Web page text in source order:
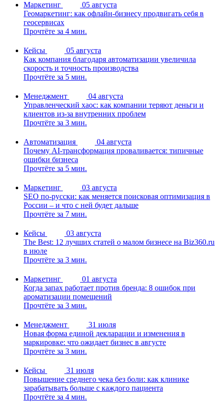
Маркетинг
05 августа
Геомаркетинг: как офлайн-бизнесу продвигать себя в
геосервисах
Прочтёте за 4 мин.
Кейсы
05 августа
Как компания благодаря автоматизации увеличила
скорость и точность производства
Прочтёте за 5 мин.
Менеджмент
04 августа
Управленческий хаос: как компании теряют деньги и
клиентов из-за внутренних проблем
Прочтёте за 3 мин.
Автоматизация
04 августа
Почему AI-трансформация проваливается: типичные
ошибки бизнеса
Прочтёте за 5 мин.
Маркетинг
03 августа
SEO по-русски: как меняется поисковая оптимизация в
России – и что с ней будет дальше
Прочтёте за 7 мин.
Кейсы
03 августа
The Best: 12 лучших статей о малом бизнесе на Biz360.ru
в июле
Прочтёте за 3 мин.
Маркетинг
01 августа
Когда запах работает против бренда: 8 ошибок при
ароматизации помещений
Прочтёте за 3 мин.
Менеджмент
31 июля
Новая форма единой декларации и изменения в
маркировке: что ожидает бизнес в августе
Прочтёте за 3 мин.
Кейсы
31 июля
Повышение среднего чека без боли: как клинике
зарабатывать больше с каждого пациента
Прочтёте за 4 мин.